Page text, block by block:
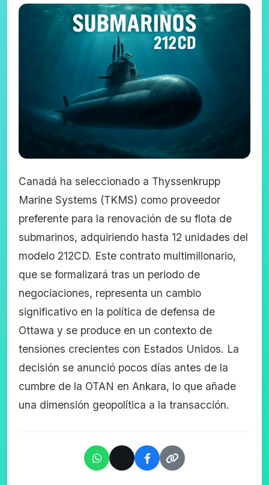
Canadá ha seleccionado a Thyssenkrupp
Marine Systems (TKMS) como proveedor
preferente para la renovación de su flota de
submarinos, adquiriendo hasta 12 unidades del
modelo 212CD. Este contrato multimillonario,
que se formalizará tras un periodo de
negociaciones, representa un cambio
significativo en la política de defensa de
Ottawa y se produce en un contexto de
tensiones crecientes con Estados Unidos. La
decisión se anunció pocos días antes de la
cumbre de la OTAN en Ankara, lo que añade
una dimensión geopolítica a la transacción.